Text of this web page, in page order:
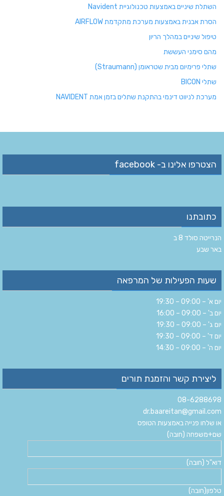
השתלת שיניים באמצעות טכנולוגיית Navident
הסרת אבנית באמצעות מערכת מתקדמת AIRFLOW
טיפול שיניים במהלך הריון
מהם סימני העששת
שתלי פרימיום מבית שטראומן (Straumann)
שתלי BICON
מערכת לניווט דינמי בהתקנת שתלים בזמן אמת NAVIDENT
הצטרפו אלינו ב- facebook
כתובתנו
הנרייטה סולד 8 ב‏
‏באר שבע‏
שעות הפעילות של המרפאה
יום א' – 09:00 – 19:30
יום ב' – 09:00 – 16:00
יום ג' – 09:00 – 19:30
יום ד' – 09:00 – 19:30
יום ה' – 09:00 – 14:30
ליצירת קשר והזמנת תורים
08-6288698
dr.baareitan@gmail.com
או שלחו פנייה באמצעות הטופס
שם+משפחה (חובה)
דוא"ל (חובה)
טלפון(חובה)